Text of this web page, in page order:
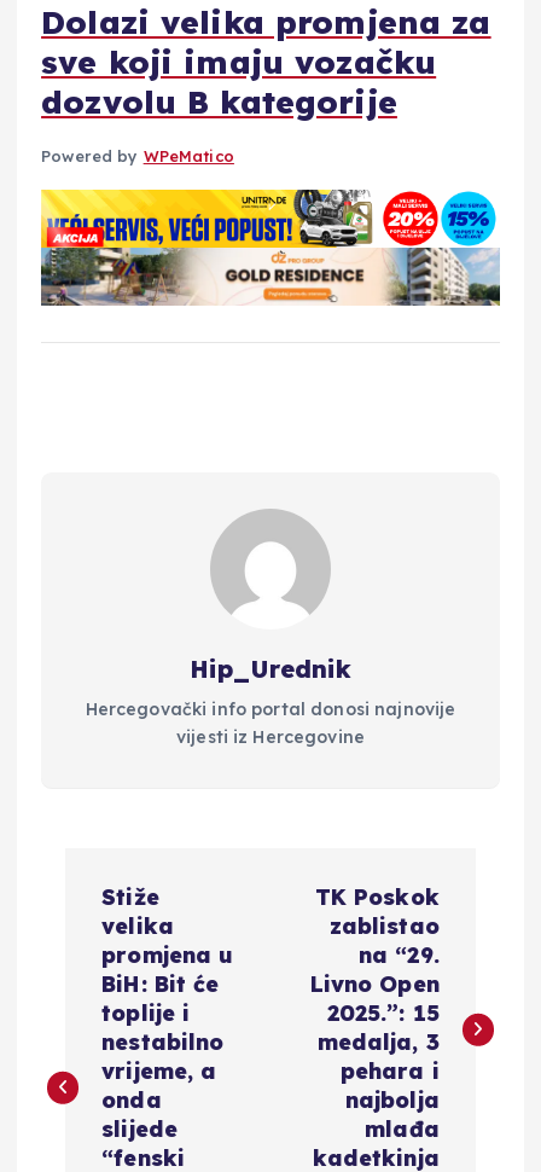
Dolazi velika promjena za
sve koji imaju vozačku
dozvolu B kategorije
Powered by WPeMatico
Hip_Urednik
Hercegovački info portal donosi najnovije
vijesti iz Hercegovine
g
Stiže
velika
promjena u
BiH: Bit će
toplije i
nestabilno
vrijeme, a
onda
slijede
“fenski
TK Poskok
zablistao
na “29.
Livno Open
2025.”: 15
medalja, 3
pehara i
najbolja
mlađa
kadetkinja